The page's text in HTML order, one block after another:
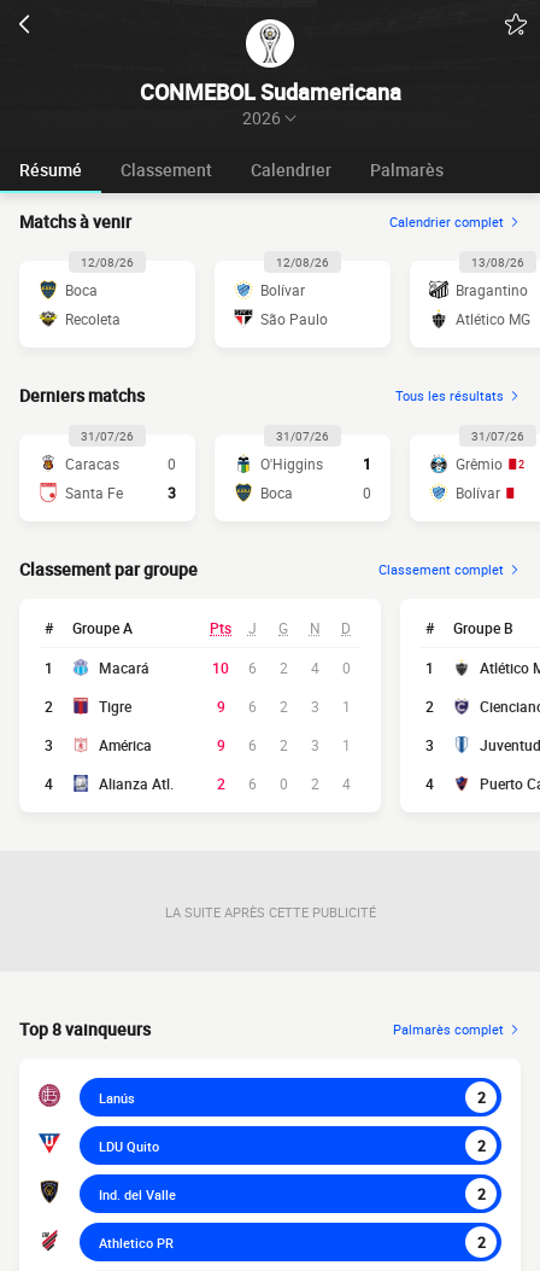
CONMEBOL Sudamericana
2026
Résumé Classement Calendrier Palmarès
Matchs à venir Calendrier complet
12/08/26
Boca
Recoleta
12/08/26
Bolívar
São Paulo
13/08/26
Bragantino
Atlético MG
Derniers matchs Tous les résultats
31/07/26
Caracas
0
Santa Fe
3
31/07/26
O'Higgins
1
Boca
0
31/07/26
Grêmio 2
Bolívar
Classement par groupe Classement complet
# Groupe A Pts J G N D
1 Macará 10 6 2 4
0
2
Tigre 9 6 2 3
1
3
América 9 6 2 3
1
4
Alianza Atl. 2 6 0 2 4
# Groupe B
1
Atlético
2
3
Juventud
4
Puerto
LA SUITE APRÈS CETTE PUBLICITÉ
Top 8 vainqueurs Palmarès complet
Lanús 2
LDU Quito 2
Ind. del Valle 2
Athletico PR 2